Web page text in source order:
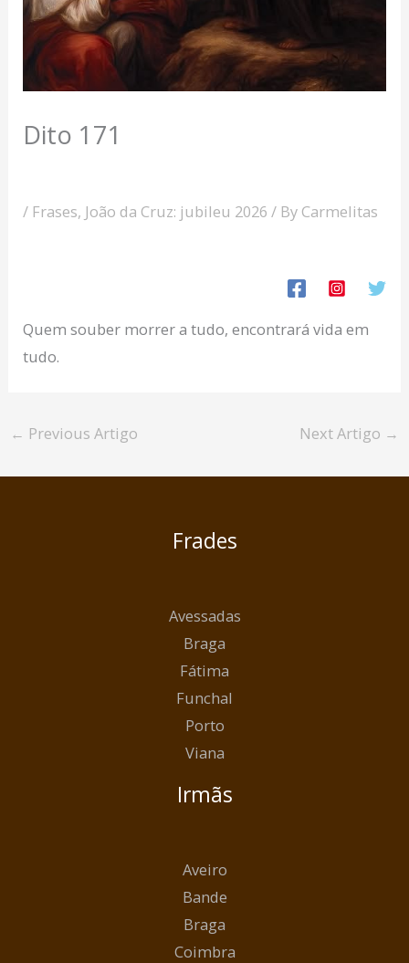
Dito 171
/ Frases, João da Cruz: jubileu 2026 / By Carmelitas
Quem souber morrer a tudo, encontrará vida em
tudo.
← Previous Artigo Next Artigo →
Frades
Avessadas
Braga
Fátima
Funchal
Porto
Viana
Irmãs
Aveiro
Bande
Braga
Coimbra